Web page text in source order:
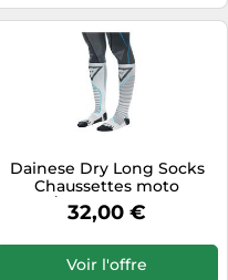
Dainese Dry Long Socks
Chaussettes moto
Noir/Bleu 45-47 unisex
32,00 €
Voir l'offre